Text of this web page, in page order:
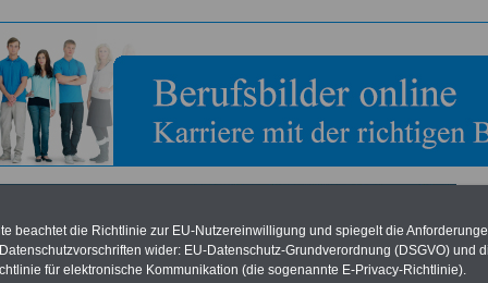
beachtet die Richtlinie zur EU-Nutzereinwilligung und spiegelt die
wider: EU-Datenschutz-Grundverordnung (DSGVO) und
für elektronische Kommunikation (die sogenannte E-Privacy-Richtlinie).